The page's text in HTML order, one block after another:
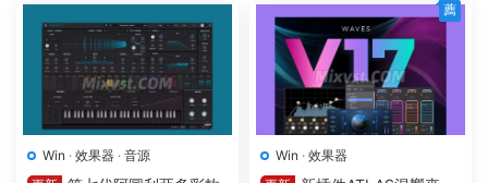
Win · 效果器 · 音源
Win · 效果器
薦